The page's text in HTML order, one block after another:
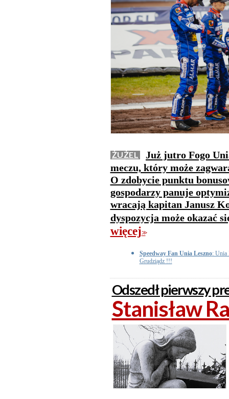
ŻUŻEL
Już jutro Fogo
meczu, który może
O zdobycie punktu
gospodarzy panuje
wracają kapitan Janusz
dyspozycja może okazać
więcej>>
Speedway Fan Unia Leszno: Unia
Grudziądz !!!
Odszedł pierwszy
Stanisław